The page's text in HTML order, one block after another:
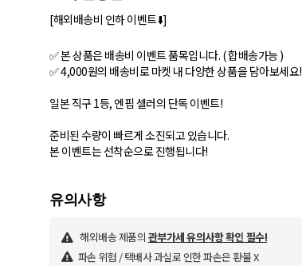
[해외배송비 인하 이벤트⬇️]
✅ 본 상품은 배송비 이벤트 품목입니다. ( 합배송가능 )
✅ 4,000원의 배송비로 마켓 내 다양한 상품을 담아보세요!
일본 직구 1등, 엔핍 셀러의 단독 이벤트!
준비된 수량이 빠르게 소진되고 있습니다.
본 이벤트는 선착순으로 진행됩니다!
유의사항
해외배송 제품의 관부가세 유의사항 확인 필수!
파손 위험 / 택배사 과실로 인한 파손은 환불 X